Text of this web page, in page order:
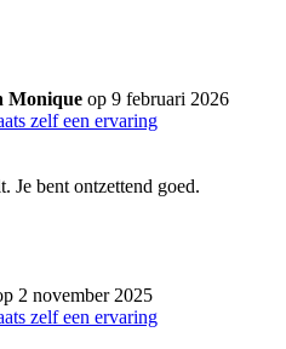
Monique op 9 februari 2026
zelf een ervaring
Je bent ontzettend goed.
2 november 2025
zelf een ervaring